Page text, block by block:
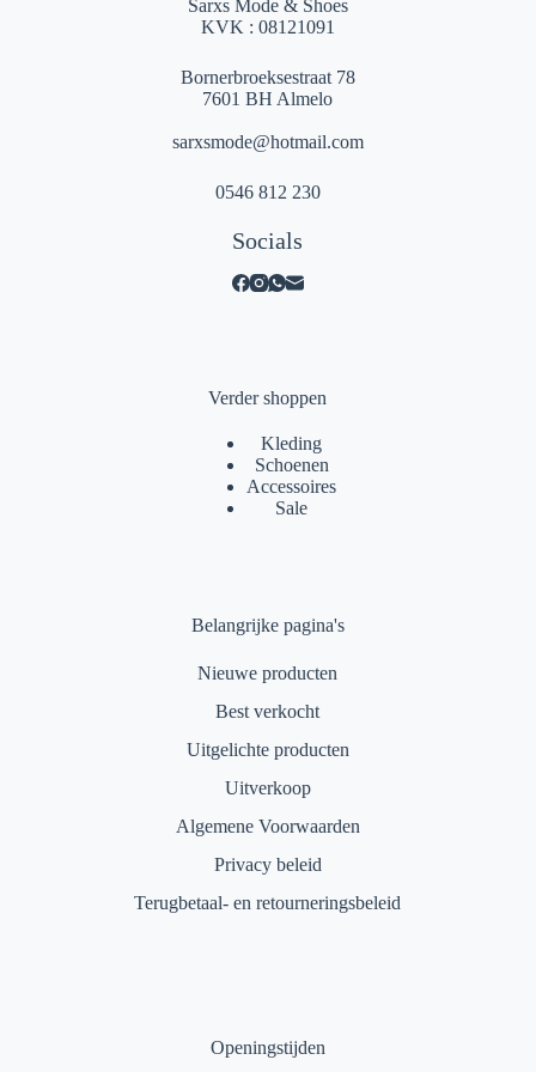
Sarxs Mode & Shoes
KVK : 08121091
Bornerbroeksestraat 78
7601 BH Almelo
sarxsmode@hotmail.com
0546 812 230
Socials
Verder shoppen
Kleding
Schoenen
Accessoires
Sale
Belangrijke pagina's
Nieuwe producten
Best verkocht
Uitgelichte producten
Uitverkoop
Algemene Voorwaarden
Privacy beleid
Terugbetaal- en retourneringsbeleid
Openingstijden